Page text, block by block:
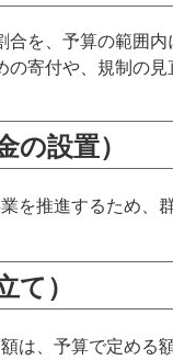
合を、予算の範囲内
の寄付や、規制の
の設置）
を推進するため、
て）
は、予算で定める